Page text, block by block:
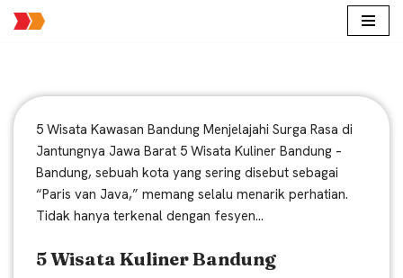
konten
5 Wisata Kawasan Bandung Menjelajahi Surga Rasa di
Jantungnya Jawa Barat 5 Wisata Kuliner Bandung –
Bandung, sebuah kota yang sering disebut sebagai
“Paris van Java,” memang selalu menarik perhatian.
Tidak hanya terkenal dengan fesyen…
5 Wisata Kuliner Bandung